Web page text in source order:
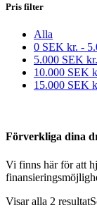
Pris filter
Alla
0 SEK kr. -
5.000 SEK kr.
10.000 SEK
15.000 SEK
Förverkliga dina
Vi finns här för att
Visar alla 2 resultat